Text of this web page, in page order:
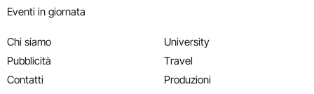
Eventi in giornata
Chi siamo
Pubblicità
Contatti
University
Travel
Produzioni